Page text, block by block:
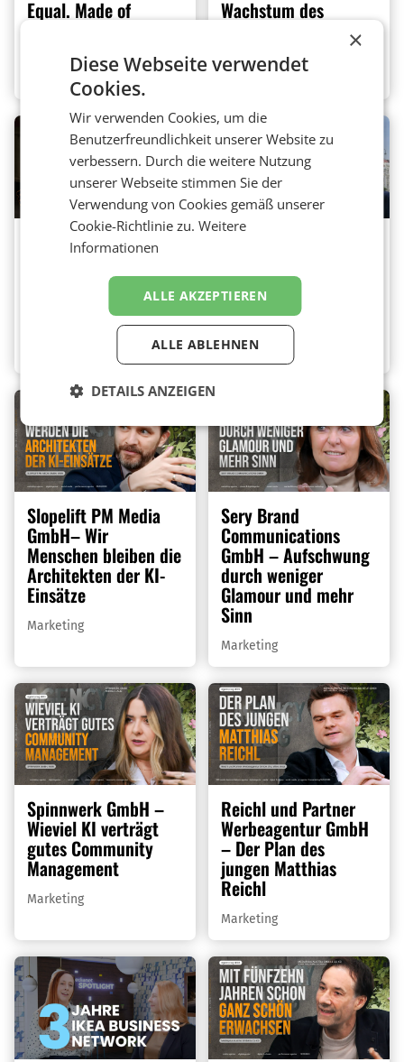
Equal. Made of
Biztalk/Career,Marketing,
medianet
Wachstum des
Geschäfts der Kunden
Marketing
Young Enterprises
Media GmbH – Junge
Menschen ohne Marketing
Slopelift PM Media
GmbH– Wir
Menschen bleiben die
Architekten der KI-
Einsätze
Marketing
Sery Brand
Communications
GmbH – Aufschwung
durch weniger
Glamour und mehr
Sinn
Marketing
Spinnwerk GmbH –
Wieviel KI verträgt
gutes Community
Management
Marketing
Reichl und Partner
Werbeagentur GmbH
– Der Plan des
jungen Matthias
Reichl
Marketing
×
Diese Webseite verwendet
Cookies.
Wir verwenden Cookies, um die
Benutzerfreundlichkeit unserer Website zu
verbessern. Durch die weitere Nutzung
unserer Webseite stimmen Sie der
Verwendung von Cookies gemäß unserer
Cookie-Richtlinie zu.Weitere
Informationen
ALLE AKZEPTIEREN
ALLE ABLEHNEN
DETAILS ANZEIGEN